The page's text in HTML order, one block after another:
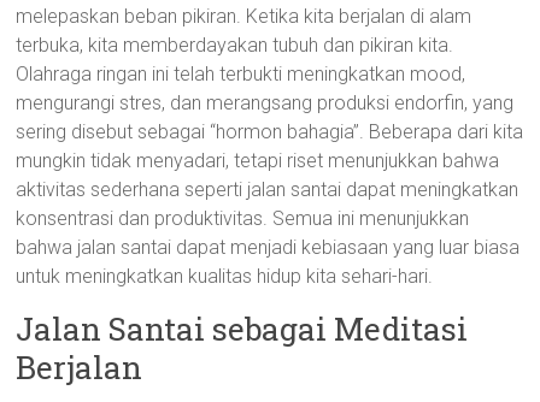
melepaskan beban pikiran. Ketika kita berjalan di alam
terbuka, kita memberdayakan tubuh dan pikiran kita.
Olahraga ringan ini telah terbukti meningkatkan mood,
mengurangi stres, dan merangsang produksi endorfin, yang
sering disebut sebagai “hormon bahagia”. Beberapa dari kita
mungkin tidak menyadari, tetapi riset menunjukkan bahwa
aktivitas sederhana seperti jalan santai dapat meningkatkan
konsentrasi dan produktivitas. Semua ini menunjukkan
bahwa jalan santai dapat menjadi kebiasaan yang luar biasa
untuk meningkatkan kualitas hidup kita sehari-hari.
Jalan Santai sebagai Meditasi
Berjalan